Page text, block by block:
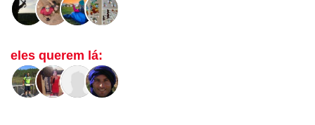
eles querem lá: